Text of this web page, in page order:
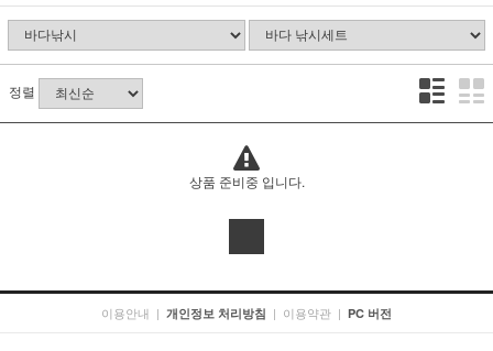
정렬
상품 준비중 입니다.
이용안내 | 개인정보 처리방침 | 이용약관 | PC 버전